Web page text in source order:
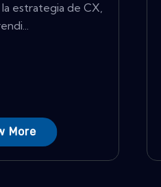
estrategia de CX,
More